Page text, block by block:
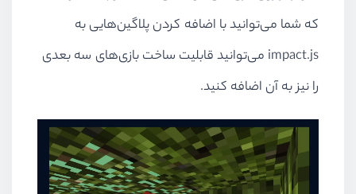
که شما می‌توانید با اضافه کردن پلاگین‌هایی به
impact.js می‌توانید قابلیت ساخت بازی‌های سه بعدی
را نیز به آن اضافه کنید.